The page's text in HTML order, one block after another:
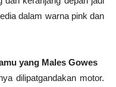
dalam warna pink dan
yang Males Gowes
dilipatgandakan motor.